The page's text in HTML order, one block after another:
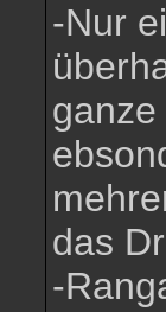
-Nur
das
-